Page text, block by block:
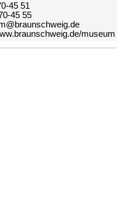
45 51
45 55
museum